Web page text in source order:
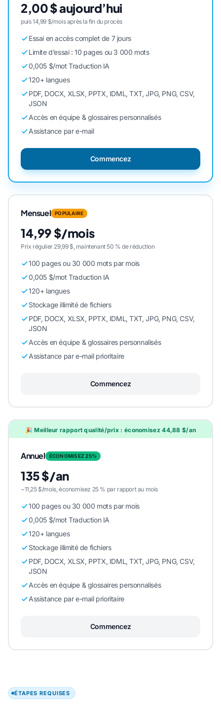
2,00 $ aujourd’hui
puis 14,99 $/mois après la fin du procès
Essai en accès complet de 7 jours
Limite d’essai : 10 pages ou 3 000 mots
0,005 $/mot Traduction IA
120+ langues
PDF, DOCX, XLSX, PPTX, IDML, TXT, JPG, PNG, CSV,
JSON
Accès en équipe & glossaires personnalisés
Assistance par e-mail
Commencez
Mensuel POPULAIRE
14,99 $/mois
Prix régulier 29,99 $, maintenant 50 % de réduction
100 pages ou 30 000 mots par mois
0,005 $/mot Traduction IA
120+ langues
Stockage illimité de fichiers
PDF, DOCX, XLSX, PPTX, IDML, TXT, JPG, PNG, CSV,
JSON
Accès en équipe & glossaires personnalisés
Assistance par e-mail prioritaire
Commencez
🎉 Meilleur rapport qualité/prix : économisez 44,88 $/an
Annuel ÉCONOMISEZ 25%
135 $/an
~11,25 $/mois, économisez 25 % par rapport au mois
100 pages ou 30 000 mots par mois
0,005 $/mot Traduction IA
120+ langues
Stockage illimité de fichiers
PDF, DOCX, XLSX, PPTX, IDML, TXT, JPG, PNG, CSV,
JSON
Accès en équipe & glossaires personnalisés
Assistance par e-mail prioritaire
Commencez
ÉTAPES REQUISES